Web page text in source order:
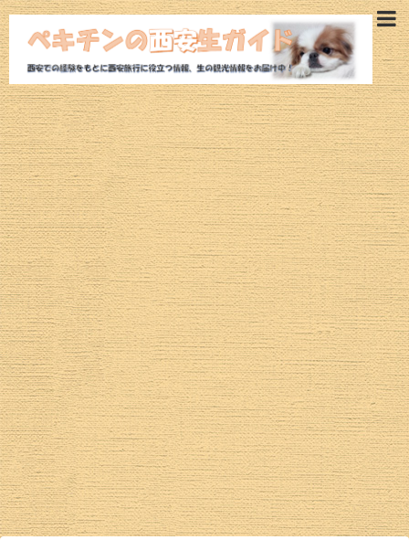
西安旅行ガイド
西安観光モデルコース
西安ホテル
西安観光スポット
魅惑の西安グルメ
航空券
西安ツアー
治安情報
西安の気候・空気
西安ギャラリー
西安交通情報
お土産情報